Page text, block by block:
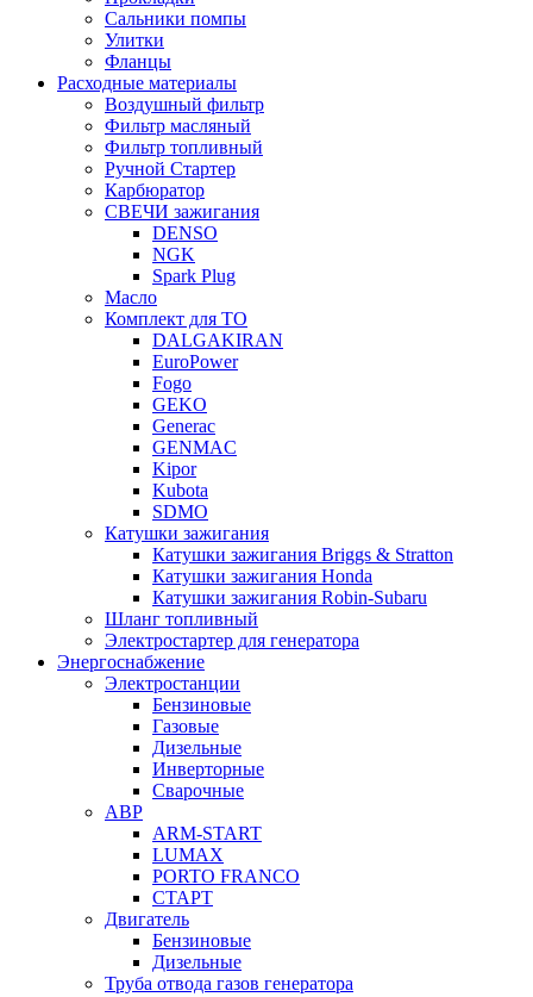
Сальники помпы
Улитки
Фланцы
Расходные материалы
Воздушный фильтр
Фильтр масляный
Фильтр топливный
Ручной Стартер
Карбюратор
СВЕЧИ зажигания
DENSO
NGK
Spark Plug
Масло
Комплект для ТО
DALGAKIRAN
EuroPower
Fogo
GEKO
Generac
GENMAC
Kipor
Kubota
SDMO
Катушки зажигания
Катушки зажигания Briggs & Stratton
Катушки зажигания Honda
Катушки зажигания Robin-Subaru
Шланг топливный
Электростартер для генератора
Энергоснабжение
Электростанции
Бензиновые
Газовые
Дизельные
Инверторные
Сварочные
АВР
ARM-START
LUMAX
PORTO FRANCO
СТАРТ
Двигатель
Бензиновые
Дизельные
Труба отвода газов генератора